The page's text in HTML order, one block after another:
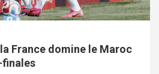
France domine le Maroc